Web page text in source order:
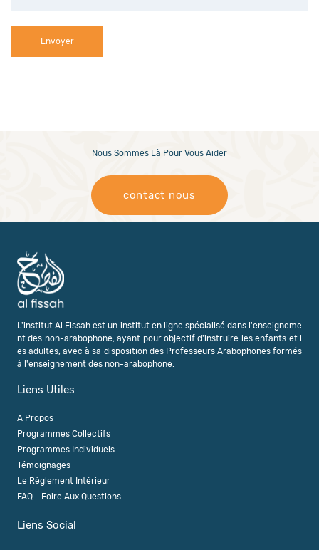
Envoyer
Nous Sommes Là Pour Vous Aider
contact nous
L'institut Al Fissah est un institut en ligne spécialisé dans l'enseigneme
nt des non-arabophone, ayant pour objectif d'instruire les enfants et l
es adultes, avec à sa disposition des Professeurs Arabophones formés
à l'enseignement des non-arabophone.
Liens Utiles
A Propos
Programmes Collectifs
Programmes Individuels
Témoignages
Le Règlement Intérieur
FAQ - Foire Aux Questions
Liens Social